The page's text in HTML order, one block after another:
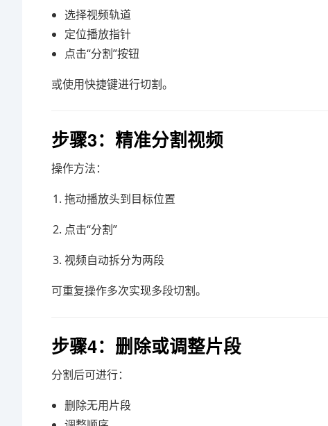
选择视频轨道
定位播放指针
点击“分割”按钮
或使用快捷键进行切割。
步骤3：精准分割视频
操作方法：
拖动播放头到目标位置
点击“分割”
视频自动拆分为两段
可重复操作多次实现多段切割。
步骤4：删除或调整片段
分割后可进行：
删除无用片段